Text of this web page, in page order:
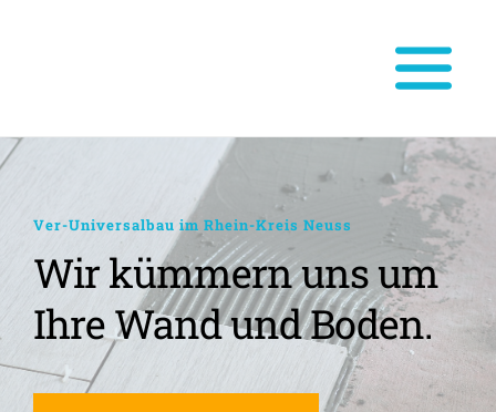
Ver-Universalbau im Rhein-Kreis Neuss
Wir kümmern uns um
Ihre Wand und Boden.